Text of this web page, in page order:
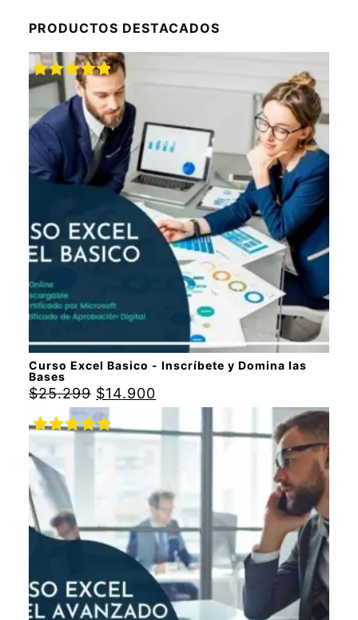
PRODUCTOS DESTACADOS
Curso Excel Basico - Inscríbete y Domina las
Bases
Valorado
con5.00de
5
$25.299 $14.900
con
5